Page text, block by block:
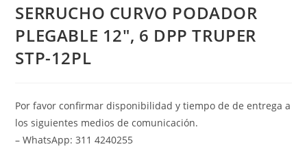
SERRUCHO CURVO PODADOR
PLEGABLE 12″, 6 DPP TRUPER
STP-12PL
Por favor confirmar disponibilidad y tiempo de de entrega a
los siguientes medios de comunicación.
– WhatsApp: 311 4240255